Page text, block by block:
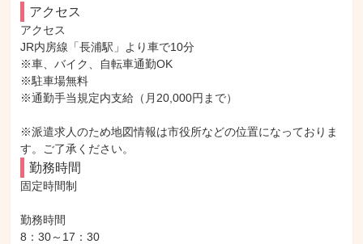
アクセス
アクセス
JR内房線「長浦駅」より車で10分
※車、バイク、自転車通勤OK
※駐車場無料
※通勤手当規定内支給（月20,000円まで）
※派遣求人のため地図情報は市役所などの位置になっておりま
す。ご了承ください。
勤務時間
固定時間制
勤務時間
8：30～17：30